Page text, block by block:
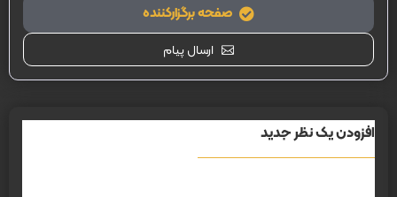
صفحه برگزارکننده
ارسال پیام
افزودن یک نظر جدید